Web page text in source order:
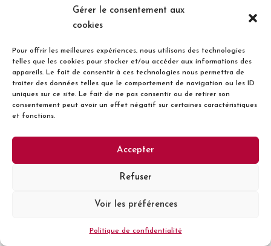
Gérer le consentement aux
cookies
Pour offrir les meilleures expériences, nous utilisons des technologies
telles que les cookies pour stocker et/ou accéder aux informations des
appareils. Le fait de consentir à ces technologies nous permettra de
traiter des données telles que le comportement de navigation ou les ID
uniques sur ce site. Le fait de ne pas consentir ou de retirer son
consentement peut avoir un effet négatif sur certaines caractéristiques
et fonctions.
Accepter
Refuser
Voir les préférences
Politique de confidentialité
Longueur : 2,88 mm
Epaisseur : 0,08 mm
DATASHEET